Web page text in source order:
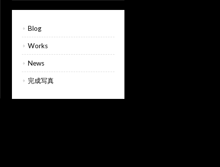
Blog
Works
News
完成写真